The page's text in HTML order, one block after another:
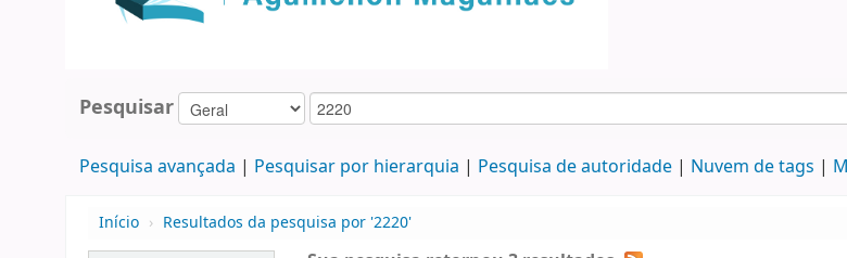
Pesquisar
Pesquisa avançada Pesquisar por hierarquia Pesquisa de autoridade Nuvem de tags
Início › Resultados da pesquisa por '2220'